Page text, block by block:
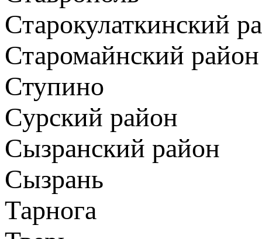
Старокулаткинский
Старомайнский район
Ступино
Сурский район
Сызранский район
Сызрань
Тарнога